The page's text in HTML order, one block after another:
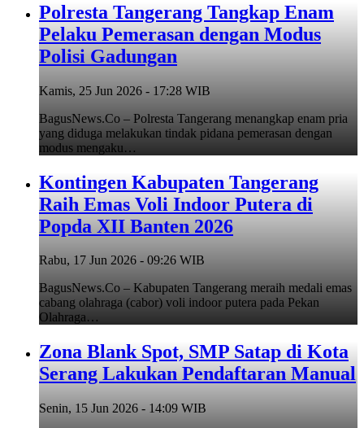
Polresta Tangerang Tangkap Enam
Pelaku Pemerasan dengan Modus
Polisi Gadungan
Kamis, 25 Jun 2026 - 17:28 WIB
BagusNews.Co – Polresta Tangerang menangkap enam pria
yang diduga melakukan tindak pidana pemerasan dengan
modus mengaku…
Kontingen Kabupaten Tangerang
Raih Emas Voli Indoor Putera di
Popda XII Banten 2026
Rabu, 17 Jun 2026 - 09:26 WIB
BagusNews.Co – Kabupaten Tangerang meraih medali emas
cabang olahraga (cabor) voli indoor putera pada Pekan
Olahraga…
Zona Blank Spot, SMP Satap di Kota
Serang Lakukan Pendaftaran Manual
Senin, 15 Jun 2026 - 14:09 WIB